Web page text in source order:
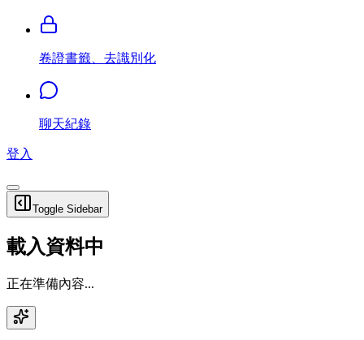
卷證書籤、去識別化
聊天紀錄
登入
Toggle Sidebar
載入資料中
正在準備內容...